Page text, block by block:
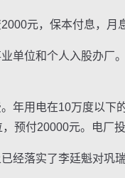
元，保本付息，月息
位和个人入股办厂。
用电在10万度以下的
预付20000元。电厂
落实了李廷魁对巩瑞